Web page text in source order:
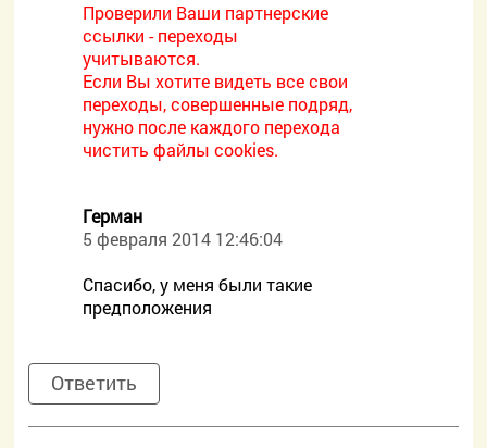
Проверили Ваши партнерские
ссылки - переходы
учитываются.
Если Вы хотите видеть все свои
переходы, совершенные подряд,
нужно после каждого перехода
чистить файлы cookies.
Герман
5 февраля 2014 12:46:04
Спасибо, у меня были такие
предположения
Ответить